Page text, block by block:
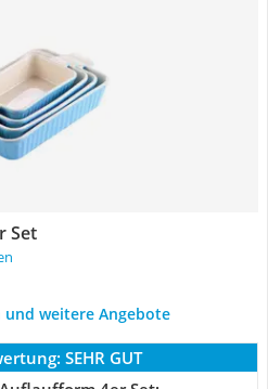
Set
und weitere Angebote
SEHR GUT